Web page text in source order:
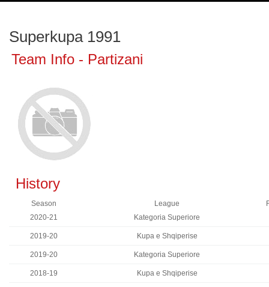
Superkupa 1991
Team Info - Partizani
History
Season League
2020-21
Kategoria Superiore
2019-20 Kupa e Shqiperise
2019-20 Kategoria Superiore
2018-19 Kupa e Shqiperise